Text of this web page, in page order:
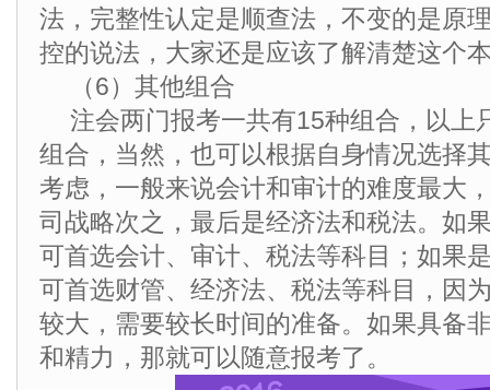
法，完整性认定是顺查法，不变的是原
控的说法，大家还是应该了解清楚这个
（6）其他组合
注会两门报考一共有15种组合，以上
组合，当然，也可以根据自身情况选择
考虑，一般来说会计和审计的难度最大
司战略次之，最后是经济法和税法。如
可首选会计、审计、税法等科目；如果
可首选财管、经济法、税法等科目，因
较大，需要较长时间的准备。如果具备
和精力，那就可以随意报考了。